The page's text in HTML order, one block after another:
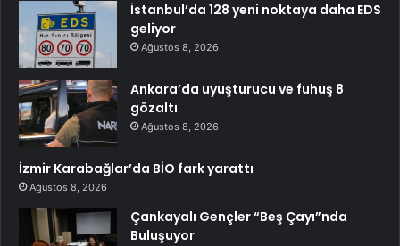
İstanbul’da 128 yeni noktaya daha EDS
geliyor
Ağustos 8, 2026
Ankara’da uyuşturucu ve fuhuş 8
gözaltı
Ağustos 8, 2026
İzmir Karabağlar’da BİO fark yarattı
Ağustos 8, 2026
Çankayalı Gençler “Beş Çayı”nda
Buluşuyor